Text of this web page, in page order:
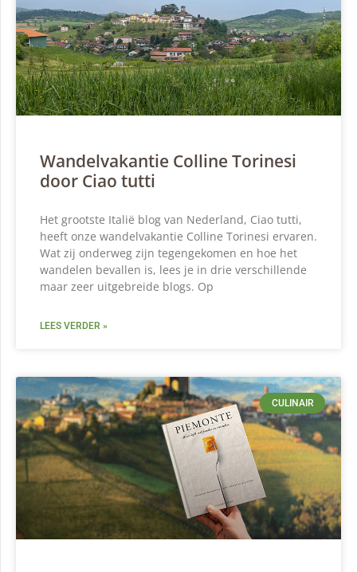
Wandelvakantie Colline Torinesi
door Ciao tutti
Het grootste Italië blog van Nederland, Ciao tutti,
heeft onze wandelvakantie Colline Torinesi ervaren.
Wat zij onderweg zijn tegengekomen en hoe het
wandelen bevallen is, lees je in drie verschillende
maar zeer uitgebreide blogs. Op
LEES VERDER »
CULINAIR